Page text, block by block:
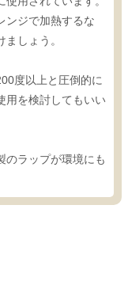
ンジで加熱するな
しょう。
度以上と圧倒的に
用を検討してもいい
のラップが環境にも